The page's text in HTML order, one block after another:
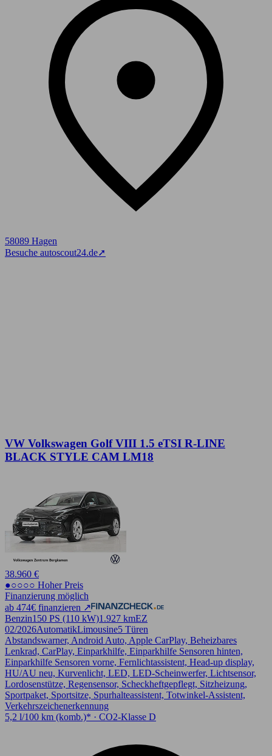
58089 Hagen
Besuche autoscout24.de➚
VW Volkswagen Golf VIII 1.5 eTSI R-LINE
BLACK STYLE CAM LM18
38.960 €
●○○○○ Hoher Preis
Finanzierung möglich
ab 474€ finanzieren ↗
Benzin150 PS (110 kW)1.927 kmEZ
02/2026AutomatikLimousine5 Türen
Abstandswarner, Android Auto, Apple CarPlay, Beheizbares
Lenkrad, CarPlay, Einparkhilfe, Einparkhilfe Sensoren hinten,
Einparkhilfe Sensoren vorne, Fernlichtassistent, Head-up display,
HU/AU neu, Kurvenlicht, LED, LED-Scheinwerfer, Lichtsensor,
Lordosenstütze, Regensensor, Scheckheftgepflegt, Sitzheizung,
Sportpaket, Sportsitze, Spurhalteassistent, Totwinkel-Assistent,
Verkehrszeichenerkennung
5,2 l/100 km (komb.)* · CO2-Klasse D